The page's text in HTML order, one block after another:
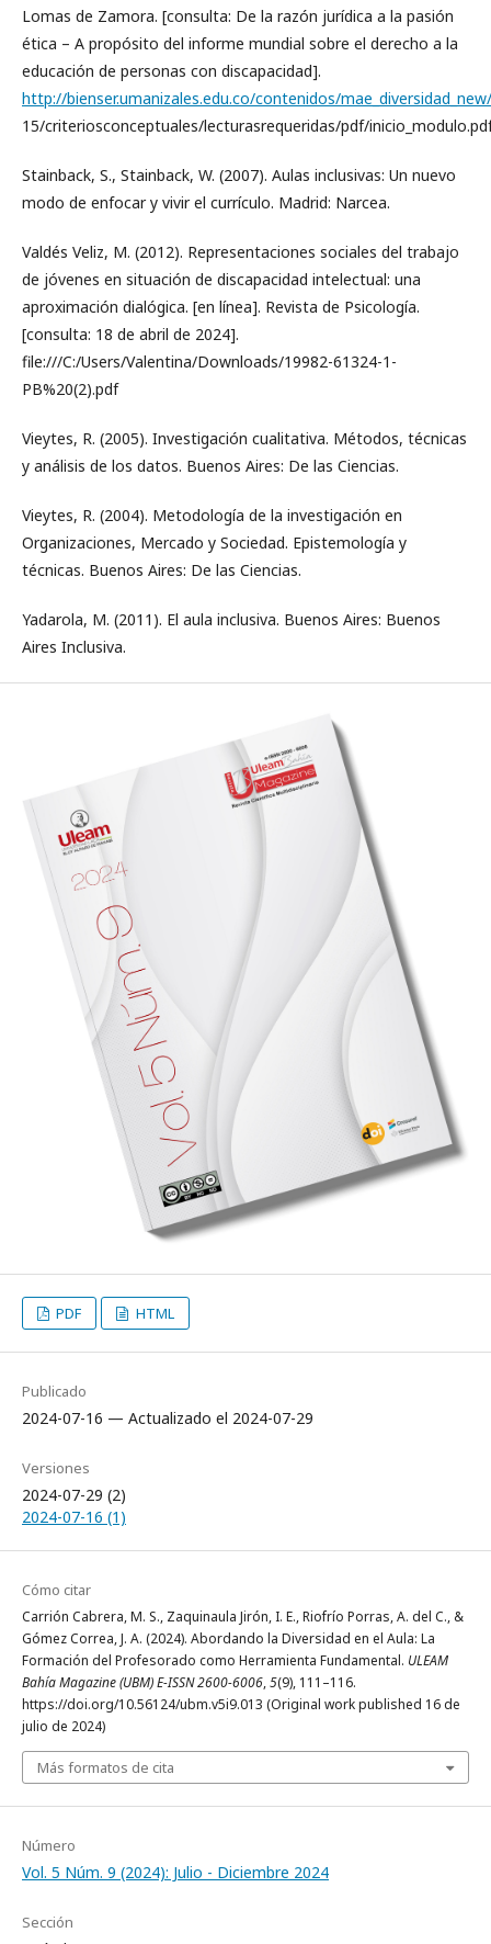
Lomas de Zamora. [consulta: De la razón jurídica a la pasión
ética – A propósito del informe mundial sobre el derecho a la
educación de personas con discapacidad].
http://bienser.umanizales.edu.co/contenidos/
15/criteriosconceptuales/lecturasrequeridas/pdf/
Stainback, S., Stainback, W. (2007). Aulas inclusivas: Un nuevo
modo de enfocar y vivir el currículo. Madrid: Narcea.
Valdés Veliz, M. (2012). Representaciones sociales del trabajo
de jóvenes en situación de discapacidad intelectual: una
aproximación dialógica. [en línea]. Revista de Psicología.
[consulta: 18 de abril de 2024].
file:///C:/Users/Valentina/Downloads/19982-61324-1-
PB%20(2).pdf
Vieytes, R. (2005). Investigación cualitativa. Métodos, técnicas
y análisis de los datos. Buenos Aires: De las Ciencias.
Vieytes, R. (2004). Metodología de la investigación en
Organizaciones, Mercado y Sociedad. Epistemología y
técnicas. Buenos Aires: De las Ciencias.
Yadarola, M. (2011). El aula inclusiva. Buenos Aires: Buenos
Aires Inclusiva.
PDF HTML
Publicado
2024-07-16 — Actualizado el 2024-07-29
Versiones
2024-07-29 (2)
2024-07-16 (1)
Cómo citar
Carrión Cabrera, M. S., Zaquinaula Jirón, I. E., Riofrío Porras, A. del C., &
Gómez Correa, J. A. (2024). Abordando la Diversidad en el Aula: La
Formación del Profesorado como Herramienta Fundamental. ULEAM
Bahía Magazine (UBM) E-ISSN 2600-6006,5(9), 111–116.
https://doi.org/10.56124/ubm.v5i9.013 (Original work published 16 de
julio de 2024)
Más formatos de cita
Número
Vol. 5 Núm. 9 (2024): Julio - Diciembre 2024
Sección